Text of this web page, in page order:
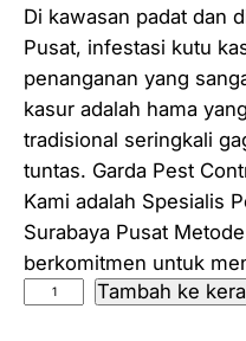
Di kawasan padat dan
Pusat, infestasi kutu
penanganan yang
kasur adalah hama
tradisional seringkali
tuntas. Garda Pest
Kami adalah Spesialis
Surabaya Pusat
berkomitmen untuk
Tambah ke